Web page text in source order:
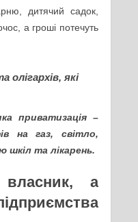
дитячий садок,
а гроші потечуть
які
приватизація –
на газ, світло,
та лікарень.
а